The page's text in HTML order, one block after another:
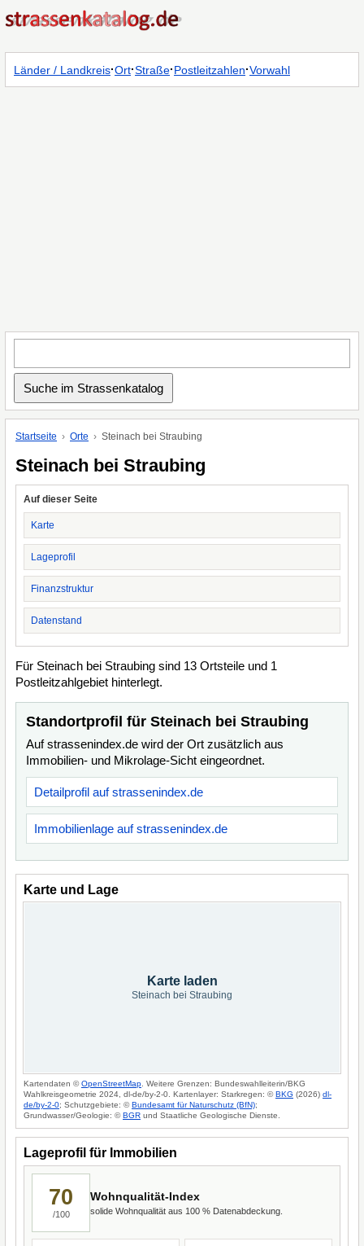
Länder / Landkreis·Ort·Straße·Postleitzahlen·Vorwahl
Startseite Orte Steinach bei Straubing
Steinach bei Straubing
Auf dieser Seite
Karte
Lageprofil
Finanzstruktur
Datenstand
Für Steinach bei Straubing sind 13 Ortsteile und 1
Postleitzahlgebiet hinterlegt.
Standortprofil für Steinach bei Straubing
Auf strassenindex.de wird der Ort zusätzlich aus
Immobilien- und Mikrolage-Sicht eingeordnet.
Detailprofil auf strassenindex.de
Immobilienlage auf strassenindex.de
Karte und Lage
Karte laden
Steinach bei Straubing
Kartendaten ©OpenStreetMap . Weitere Grenzen: Bundeswahlleiterin/BKG
Wahlkreisgeometrie 2024, dl-de/by-2-0. Kartenlayer: Starkregen: ©BKG (2026) dl-
de/by-2-0; Schutzgebiete: ©Bundesamt für Naturschutz (BfN);
Grundwasser/Geologie: ©BGR und Staatliche Geologische Dienste.
Lageprofil für Immobilien
70
/100
Wohnqualität-Index
solide Wohnqualität aus 100 % Datenabdeckung.